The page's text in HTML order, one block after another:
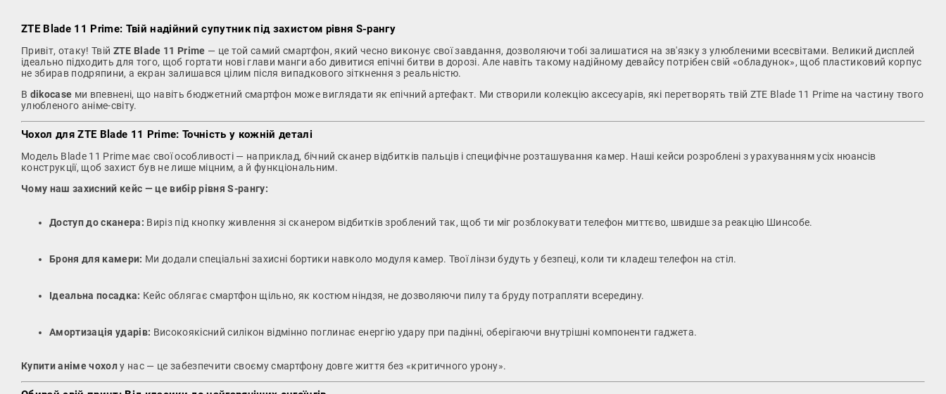
ZTE Blade 11 Prime: Твій надійний супутник під захистом рівня S-рангу
Привіт, отаку! Твій ZTE Blade 11 Prime — це той самий смартфон, який чесно виконує свої завдання, дозволяючи тобі залишатися на зв'язку з улюбленими всесвітами. Великий дисплей
ідеально підходить для того, щоб гортати нові глави манги або дивитися епічні битви в дорозі. Але навіть такому надійному девайсу потрібен свій «обладунок», щоб пластиковий корпус
не збирав подряпини, а екран залишався цілим після випадкового зіткнення з реальністю.
В dikocase ми впевнені, що навіть бюджетний смартфон може виглядати як епічний артефакт. Ми створили колекцію аксесуарів, які перетворять твій ZTE Blade 11 Prime на частину твого
улюбленого аніме-світу.
Чохол для ZTE Blade 11 Prime: Точність у кожній деталі
Модель Blade 11 Prime має свої особливості — наприклад, бічний сканер відбитків пальців і специфічне розташування камер. Наші кейси розроблені з урахуванням усіх нюансів
конструкції, щоб захист був не лише міцним, а й функціональним.
Чому наш захисний кейс — це вибір рівня S-рангу:
Доступ до сканера: Виріз під кнопку живлення зі сканером відбитків зроблений так, щоб ти міг розблокувати телефон миттєво, швидше за реакцію Шинсобе.
Броня для камери: Ми додали спеціальні захисні бортики навколо модуля камер. Твої лінзи будуть у безпеці, коли ти кладеш телефон на стіл.
Ідеальна посадка: Кейс облягає смартфон щільно, як костюм ніндзя, не дозволяючи пилу та бруду потрапляти всередину.
Амортизація ударів: Високоякісний силікон відмінно поглинає енергію удару при падінні, оберігаючи внутрішні компоненти гаджета.
Купити аніме чохолу нас — це забезпечити своєму смартфону довге життя без «критичного урону».